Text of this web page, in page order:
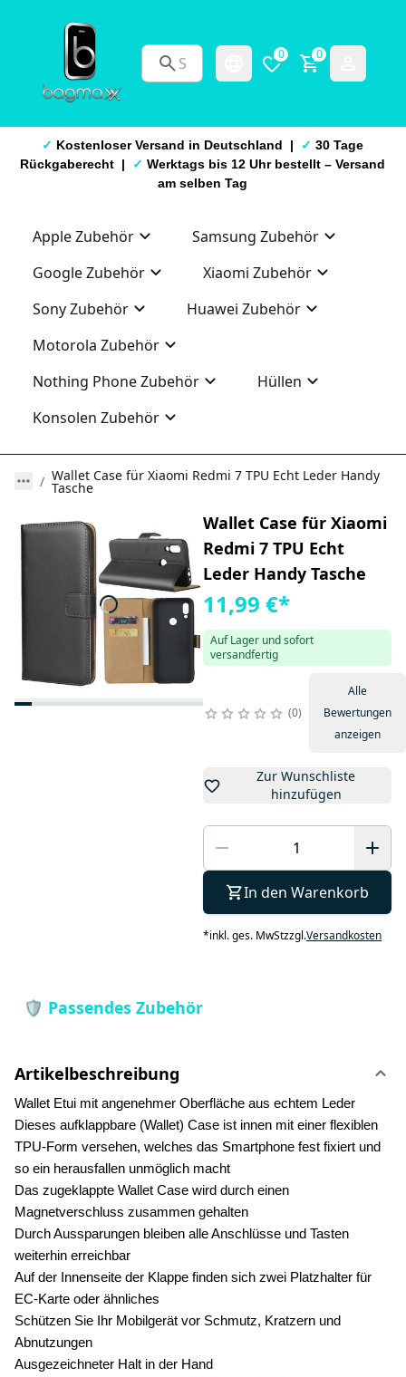
0 0
✓ Kostenloser Versand in Deutschland | ✓ 30 Tage
Rückgaberecht | ✓ Werktags bis 12 Uhr bestellt – Versand
am selben Tag
Apple Zubehör
Samsung Zubehör
Google Zubehör
Xiaomi Zubehör
Sony Zubehör
Huawei Zubehör
Motorola Zubehör
Nothing Phone Zubehör
Hüllen
Konsolen Zubehör
Wallet Case für Xiaomi Redmi 7 TPU Echt Leder Handy
Tasche
Wallet Case für Xiaomi
Redmi 7 TPU Echt
Leder Handy Tasche
11,99 €*
Auf Lager und sofort
versandfertig
0
Alle
Bewertungen
anzeigen
Zur Wunschliste
hinzufügen
In den Warenkorb
*inkl. ges. MwStzzgl.Versandkosten
Artikelbeschreibung
Wallet Etui mit angenehmer Oberfläche aus echtem Leder
Dieses aufklappbare (Wallet) Case ist innen mit einer flexiblen
TPU-Form versehen, welches das Smartphone fest fixiert und
so ein herausfallen unmöglich macht
Das zugeklappte Wallet Case wird durch einen
Magnetverschluss zusammen gehalten
Durch Aussparungen bleiben alle Anschlüsse und Tasten
weiterhin erreichbar
Auf der Innenseite der Klappe finden sich zwei Platzhalter für
EC-Karte oder ähnliches
Schützen Sie Ihr Mobilgerät vor Schmutz, Kratzern und
Abnutzungen
Ausgezeichneter Halt in der Hand